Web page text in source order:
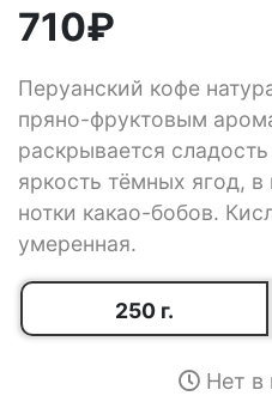
710₽
Перуанский кофе
пряно-фруктовым
раскрывается
яркость тёмных ягод,
нотки какао-бобов.
умеренная.
250 г.
Нет в